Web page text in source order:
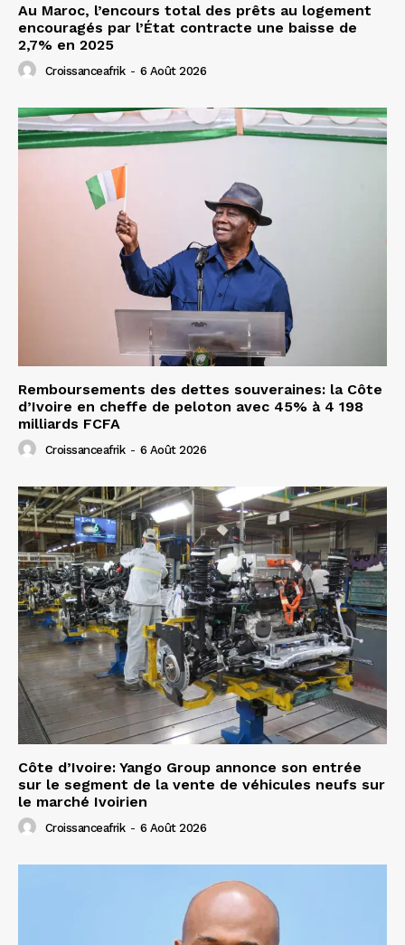
Au Maroc, l’encours total des prêts au logement
encouragés par l’État contracte une baisse de
2,7% en 2025
Croissanceafrik - 6 Août 2026
Remboursements des dettes souveraines: la Côte
d’Ivoire en cheffe de peloton avec 45% à 4 198
milliards FCFA
Croissanceafrik - 6 Août 2026
Côte d’Ivoire: Yango Group annonce son entrée
sur le segment de la vente de véhicules neufs sur
le marché Ivoirien
Croissanceafrik - 6 Août 2026